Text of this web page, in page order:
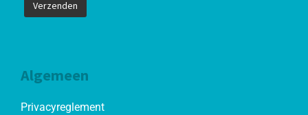
Algemeen
Privacyreglement